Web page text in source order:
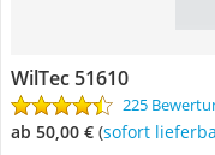
WilTec 51610
225
ab 50,00 € ( Sofort